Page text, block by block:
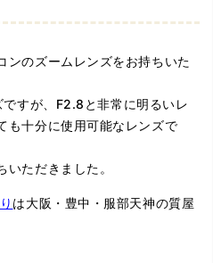
ンのズームレンズをお持ちいた
すが、F2.8と非常に明るいレ
も十分に使用可能なレンズで
ただきました。
は大阪・豊中・服部天神の質屋